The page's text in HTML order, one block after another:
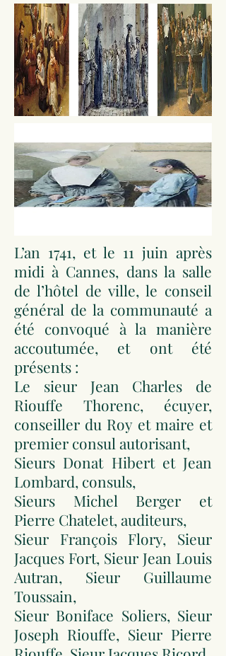
L’an 1741, et le 11 juin après
midi à Cannes, dans la salle
de l’hôtel de ville, le conseil
général de la communauté a
été convoqué à la manière
accoutumée, et ont été
présents :
Le sieur Jean Charles de
Riouffe Thorenc, écuyer,
conseiller du Roy et maire et
premier consul autorisant,
Sieurs Donat Hibert et Jean
Lombard, consuls,
Sieurs Michel Berger et
Pierre Chatelet, auditeurs,
Sieur François Flory, Sieur
Jacques Fort, Sieur Jean Louis
Autran, Sieur Guillaume
Toussain,
Sieur Boniface Soliers, Sieur
Joseph Riouffe, Sieur Pierre